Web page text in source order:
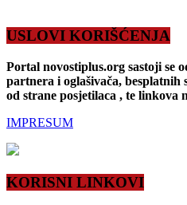
USLOVI KORIŠĆENJA
Portal novostiplus.org sastoji se
partnera i oglašivača,
od strane posjetilaca , te linkova
IMPRESUM
KORISNI LINKOVI